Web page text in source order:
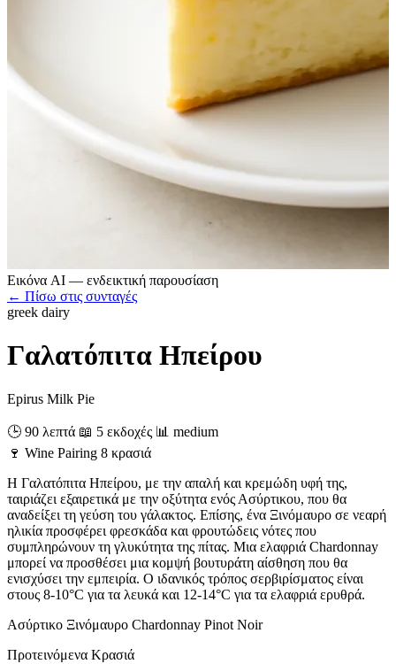
Εικόνα AI — ενδεικτική παρουσίαση
← Πίσω στις συνταγές
greek dairy
Γαλατόπιτα Ηπείρου
Epirus Milk Pie
🕒 90 λεπτά 📖 5 εκδοχές 📊 medium
🍷 Wine Pairing 8 κρασιά
Η Γαλατόπιτα Ηπείρου, με την απαλή και κρεμώδη υφή της,
ταιριάζει εξαιρετικά με την οξύτητα ενός Ασύρτικου, που θα
αναδείξει τη γεύση του γάλακτος. Επίσης, ένα Ξινόμαυρο σε νεαρή
ηλικία προσφέρει φρεσκάδα και φρουτώδεις νότες που
συμπληρώνουν τη γλυκύτητα της πίτας. Μια ελαφριά Chardonnay
μπορεί να προσθέσει μια κομψή βουτυράτη αίσθηση που θα
ενισχύσει την εμπειρία. Ο ιδανικός τρόπος σερβιρίσματος είναι
στους 8-10°C για τα λευκά και 12-14°C για τα ελαφριά ερυθρά.
Ασύρτικο Ξινόμαυρο Chardonnay Pinot Noir
Προτεινόμενα Κρασιά